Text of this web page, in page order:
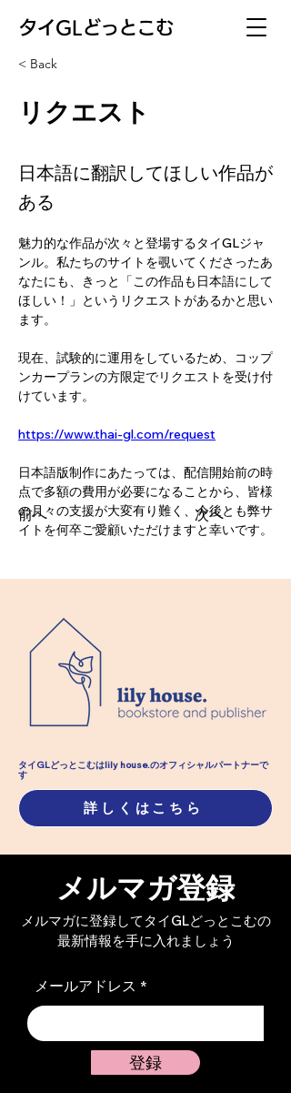
​タイGLどっとこむ
< Back
リクエスト
日本語に翻訳してほしい作品が
ある
前へ 次へ
魅力的な作品が次々と登場するタイGLジャ
ンル。私たちのサイトを覗いてくださったあ
なたにも、きっと「この作品も日本語にして
ほしい！」というリクエストがあるかと思い
ます。
現在、試験的に運用をしているため、コップ
ンカープランの方限定でリクエストを受け付
けています。
https://www.thai-gl.com/request
日本語版制作にあたっては、配信開始前の時
点で多額の費用が必要になることから、皆様
の月々の支援が大変有り難く、今後とも弊サ
イトを何卒ご愛顧いただけますと幸いです。
タイGLどっとこむはlily house.のオフィシャル​パートナーで
す
詳しくはこちら
メルマガ登録
メルマガに登録してタイGLどっとこむの
最新情報を手に入れましょう
メールアドレス
登録